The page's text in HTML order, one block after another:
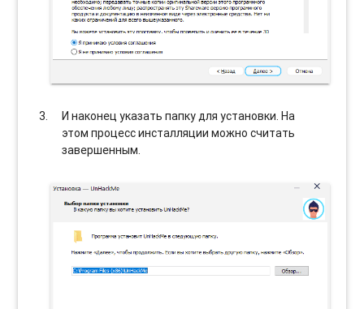
И наконец указать папку для установки. На
этом процесс инсталляции можно считать
завершенным.